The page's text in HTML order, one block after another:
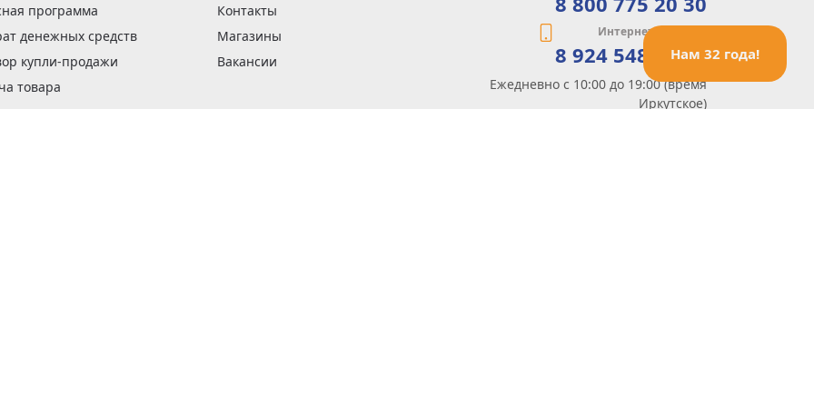
Нам 32 года!
программа
денежных средств
купли-продажи
товара
Контакты
Магазины
Вакансии
Интернет-магазин
8 924 548 85 07
Ежедневно с 10:00 до 19:00 (время
Иркутское)